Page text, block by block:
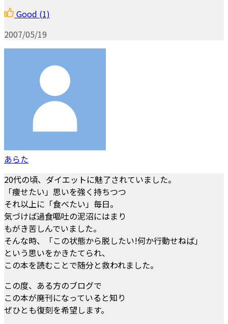
Good (1)
2007/05/19
あらた
20代の頃、ダイエットに魅了されていました。
「痩せたい」思いを強く持ちつつ
それ以上に「食べたい」毎日。
気づけば過食嘔吐の泥沼にはまり
もがき苦しんでいました。
そんな時、「この状態から脱したい!何か行動せねば」
という思いをかきたてられ、
この本を読むことで随分と救われました。
この度、ある方のブログで
この本が廃刊になっていると知り
ぜひとも復刻を希望します。